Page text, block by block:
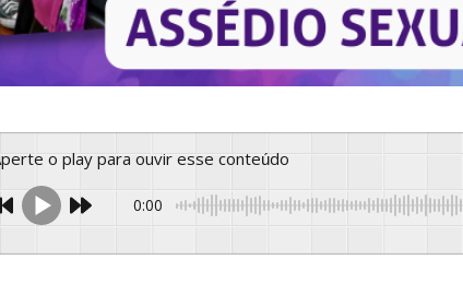
Aperte o play para ouvir esse conteúdo
0:00